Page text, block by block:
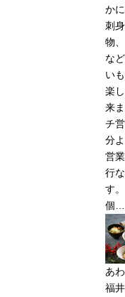
か
刺
物
な
い
楽
来
チ
分
営
行
す
個…
あ
福